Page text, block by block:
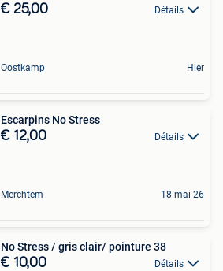
€ 25,00 Détails
Oostkamp Hier
Escarpins No Stress
€ 12,00 Détails
Merchtem 18 mai 26
No Stress / gris clair/ pointure 38
€ 10,00 Détails